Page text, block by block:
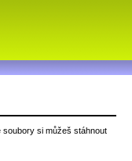
soubory si můžeš stáhnout